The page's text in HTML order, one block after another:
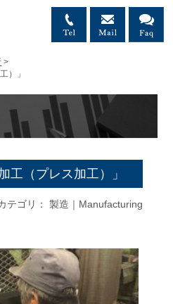
>
）」
工（プレス加工）」
テゴリ： 製造｜Manufacturing